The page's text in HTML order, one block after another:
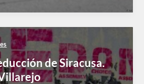
de Siracusa.